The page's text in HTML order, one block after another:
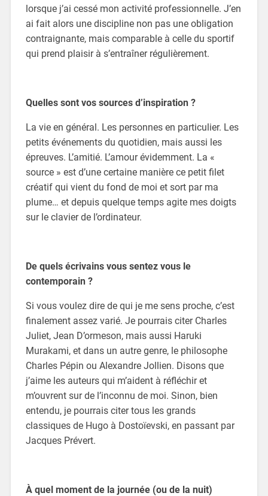
lorsque j’ai cessé mon activité professionnelle. J’en
ai fait alors une discipline non pas une obligation
contraignante, mais comparable à celle du sportif
qui prend plaisir à s’entraîner régulièrement.
Quelles sont vos sources d’inspiration ?
La vie en général. Les personnes en particulier. Les
petits événements du quotidien, mais aussi les
épreuves. L’amitié. L’amour évidemment. La «
source » est d’une certaine manière ce petit filet
créatif qui vient du fond de moi et sort par ma
plume… et depuis quelque temps agite mes doigts
sur le clavier de l’ordinateur.
De quels écrivains vous sentez vous le
contemporain ?
Si vous voulez dire de qui je me sens proche, c’est
finalement assez varié. Je pourrais citer Charles
Juliet, Jean D’ormeson, mais aussi Haruki
Murakami, et dans un autre genre, le philosophe
Charles Pépin ou Alexandre Jollien. Disons que
j’aime les auteurs qui m’aident à réfléchir et
m’ouvrent sur de l’inconnu de moi. Sinon, bien
entendu, je pourrais citer tous les grands
classiques de Hugo à Dostoïevski, en passant par
Jacques Prévert.
À quel moment de la journée (ou de la nuit)